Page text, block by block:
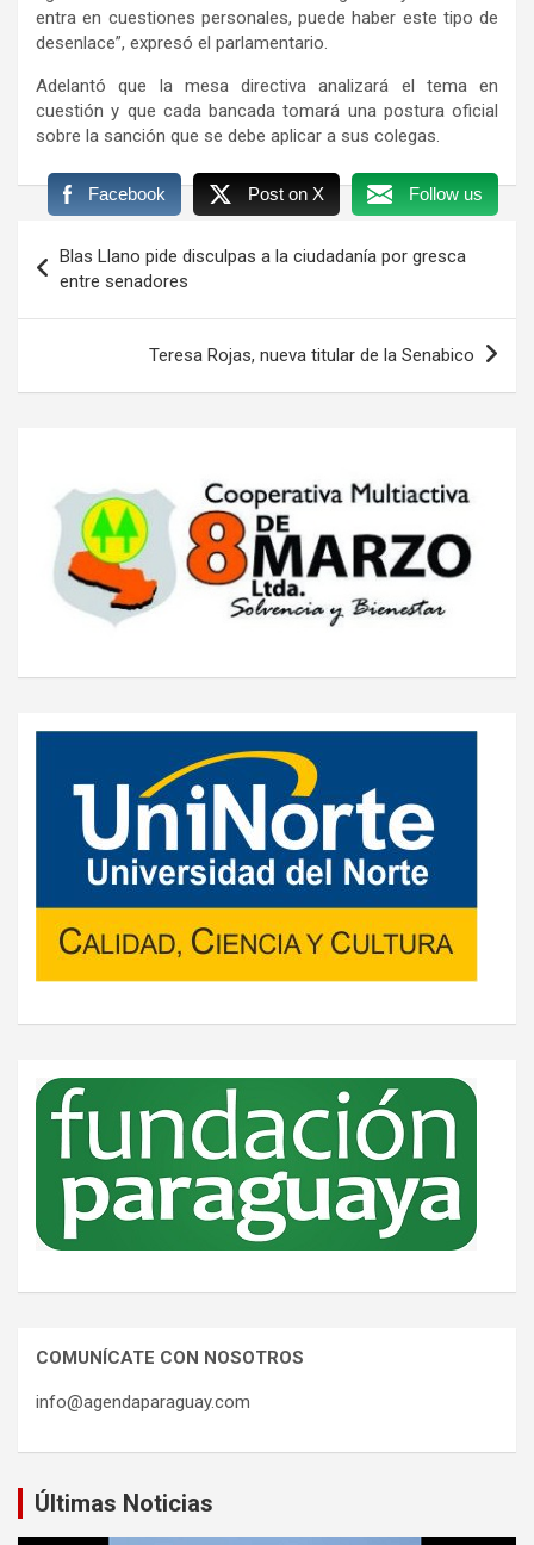
entra en cuestiones personales, puede haber este tipo de
desenlace”, expresó el parlamentario.
Adelantó que la mesa directiva analizará el tema en
cuestión y que cada bancada tomará una postura oficial
sobre la sanción que se debe aplicar a sus colegas.
Facebook Post on X Follow us
de
entradas
Blas Llano pide disculpas a la ciudadanía por gresca
entre senadores
Teresa Rojas, nueva titular de la Senabico
COMUNÍCATE CON NOSOTROS
info@agendaparaguay.com
Últimas Noticias